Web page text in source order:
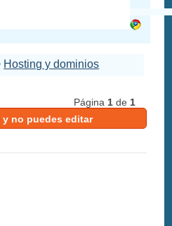
Hosting y dominios
Página 1de 1
y no puedes editar